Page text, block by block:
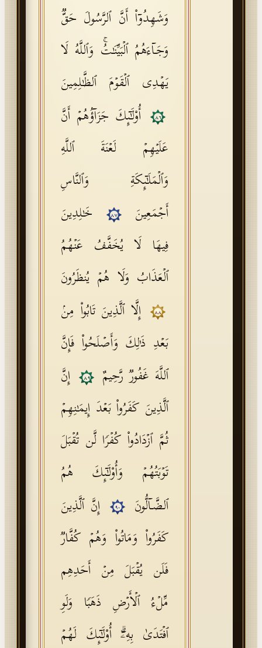
وَشَهِدُوۤا۟ أَنَّ ٱلرَّسُولَ حَقࣱّ
وَجَاۤءَهُمُ ٱلۡبَیِّنَـٰتُۚ وَٱللَّهُ لَا
یَهۡدِی ٱلۡقَوۡمَ ٱلظَّـٰلِمِینَ
٨٦
أُو۟لَـٰۤىِٕكَ جَزَاۤؤُهُمۡ أَنَّ
عَلَیۡهِمۡ لَعۡنَةَ ٱللَّهِ
وَٱلۡمَلَـٰۤىِٕكَةِ وَٱلنَّاسِ
أَجۡمَعِینَ
٨٧
خَـٰلِدِینَ
فِیهَا لَا یُخَفَّفُ عَنۡهُمُ
ٱلۡعَذَابُ وَلَا هُمۡ یُنظَرُونَ
٨٨
إِلَّا ٱلَّذِینَ تَابُوا۟ مِنۢ
بَعۡدِ ذَ ٰ⁠لِكَ وَأَصۡلَحُوا۟ فَإِنَّ
ٱللَّهَ غَفُورࣱ رَّحِیمٌ
٨٩
إِنَّ
ٱلَّذِینَ كَفَرُوا۟ بَعۡدَ إِیمَـٰنِهِمۡ
ثُمَّ ٱزۡدَادُوا۟ كُفۡرࣰا لَّن تُقۡبَلَ
تَوۡبَتُهُمۡ وَأُو۟لَـٰۤىِٕكَ هُمُ
ٱلضَّاۤلُّونَ
٩٠
إِنَّ ٱلَّذِینَ
كَفَرُوا۟ وَمَاتُوا۟ وَهُمۡ كُفَّارࣱ
فَلَن یُقۡبَلَ مِنۡ أَحَدِهِم
مِّلۡءُ ٱلۡأَرۡضِ ذَهَبࣰا وَلَوِ
ٱفۡتَدَىٰ بِهِۦۤۗ أُو۟لَـٰۤىِٕكَ لَهُمۡ